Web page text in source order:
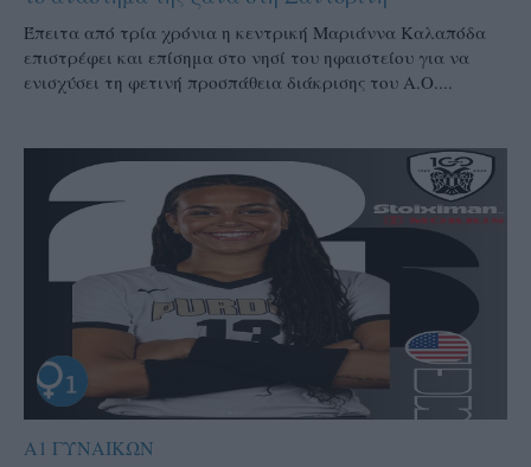
Έπειτα από τρία χρόνια η κεντρική Μαριάννα Καλαπόδα
επιστρέφει και επίσημα στο νησί του ηφαιστείου για να
ενισχύσει τη φετινή προσπάθεια διάκρισης του Α.Ο....
Α1 ΓΥΝΑΙΚΩΝ